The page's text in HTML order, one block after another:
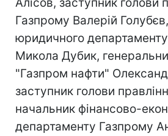
Газпрому Валерій
юридичного
Микола Дубик,
"Газпром нафти"
заступник голови
начальник фінансово-
департаменту Газпрому